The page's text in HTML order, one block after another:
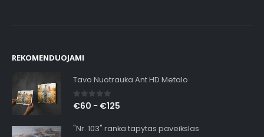
REKOMENDUOJAMI
Tavo Nuotrauka Ant HD Metalo
0out of 5
€60 – €125
"Nr. 103" ranka tapytas paveikslas